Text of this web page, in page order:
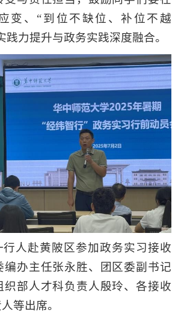
变、“到位不缺位、补位不越
践力提升与政务实践深度融合。
行人赴黄陂区参加政务实习接收
编办主任张永胜、团区委副书记
织部人才科负责人殷玲、各接收
等出席。